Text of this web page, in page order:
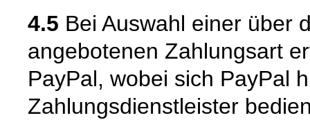
4.5 Bei Auswahl einer über
angebotenen Zahlungsart
PayPal, wobei sich PayPal
Zahlungsdienstleister